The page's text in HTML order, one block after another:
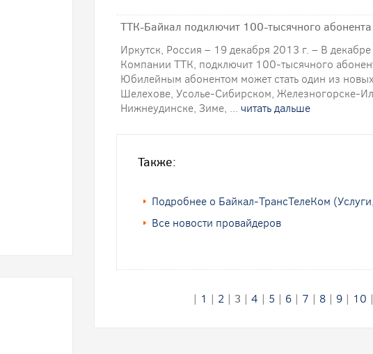
ТТК-Байкал подключит 100-тысячного абонента
Иркутск, Россия – 19 декабря 2013 г. – В
Компании ТТК, подключит 100-тысячного
Юбилейным абонентом может стать один из
Шелехове, Усолье-Сибирском, Железногорске-
Нижнеудинске, Зиме, ... читать дальше
Также:
Подробнее о Байкал-ТрансТелеКом
Все новости провайдеров
| 1 | 2| 3 | 4 | 5 | 6| 7 | 8| 9| 10 |